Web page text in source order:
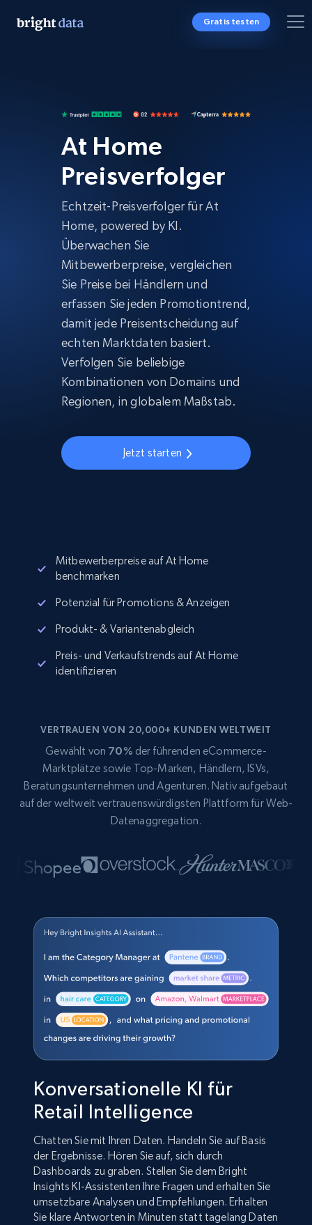
Gratis testen
At Home
Preisverfolger
Echtzeit-Preisverfolger für At
Home, powered by KI.
Überwachen Sie
Mitbewerberpreise, vergleichen
Sie Preise bei Händlern und
erfassen Sie jeden Promotiontrend,
damit jede Preisentscheidung auf
echten Marktdaten basiert.
Verfolgen Sie beliebige
Kombinationen von Domains und
Regionen, in globalem Maßstab.
Jetzt starten
Mitbewerberpreise auf At Home
benchmarken
Potenzial für Promotions & Anzeigen
Produkt- & Variantenabgleich
Preis- und Verkaufstrends auf At Home
identifizieren
VERTRAUEN VON 20,000+ KUNDEN WELTWEIT
Gewählt von 70% der führenden eCommerce-
Marktplätze sowie Top-Marken, Händlern, ISVs,
Beratungsunternehmen und Agenturen. Nativ aufgebaut
auf der weltweit vertrauenswürdigsten Plattform für Web-
Datenaggregation.
Konversationelle KI für
Retail Intelligence
Chatten Sie mit Ihren Daten. Handeln Sie auf Basis
der Ergebnisse. Hören Sie auf, sich durch
Dashboards zu graben. Stellen Sie dem Bright
Insights KI-Assistenten Ihre Fragen und erhalten Sie
umsetzbare Analysen und Empfehlungen. Erhalten
Sie klare Antworten in Minuten statt tagelang Daten